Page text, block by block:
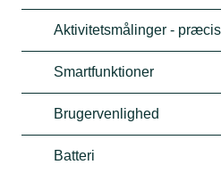
Aktivitetsmålinger -
Smartfunktioner
Brugervenlighed
Batteri